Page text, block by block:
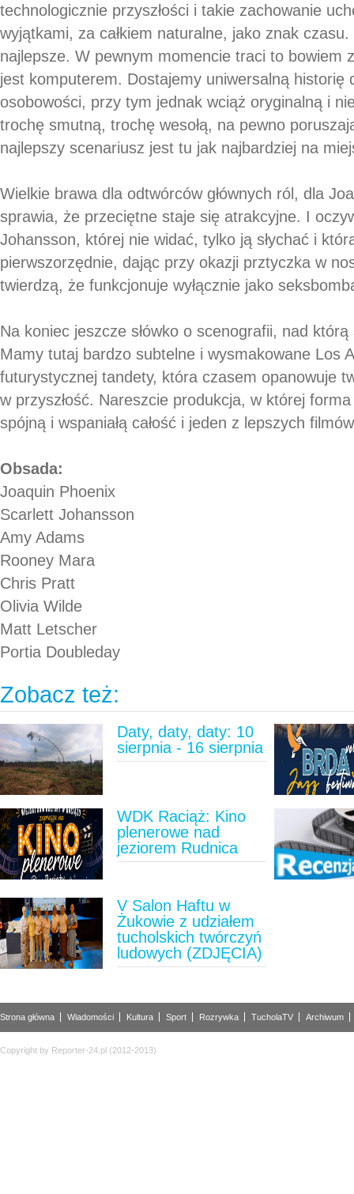
technologicznie przyszłości i takie zachowanie
wyjątkami, za całkiem naturalne, jako znak
najlepsze. W pewnym momencie traci to bowiem
jest komputerem. Dostajemy uniwersalną historię
osobowości, przy tym jednak wciąż oryginalną i
trochę smutną, trochę wesołą, na pewno
najlepszy scenariusz jest tu jak najbardziej na
Wielkie brawa dla odtwórców głównych ról, dla
sprawia, że przeciętne staje się atrakcyjne. I
Johansson, której nie widać, tylko ją słychać i
pierwszorzędnie, dając przy okazji prztyczka w
twierdzą, że funkcjonuje wyłącznie jako
Na koniec jeszcze słówko o scenografii, nad
Mamy tutaj bardzo subtelne i wysmakowane Los
futurystycznej tandety, która czasem opanowuje
w przyszłość. Nareszcie produkcja, w której
spójną i wspaniałą całość i jeden z lepszych
Obsada:
Joaquin Phoenix
Scarlett Johansson
Amy Adams
Rooney Mara
Chris Pratt
Olivia Wilde
Matt Letscher
Portia Doubleday
Zobacz też:
Daty, daty, daty: 10
sierpnia - 16 sierpnia
WDK Raciąż: Kino
plenerowe nad
jeziorem Rudnica
V Salon Haftu w
Żukowie z udziałem
tucholskich twórczyń
ludowych (ZDJĘCIA)
Strona główna Wiadomości Kultura Sport Rozrywka TucholaTV Archiwum
Copyright by Reporter-24.pl (2012-2013)